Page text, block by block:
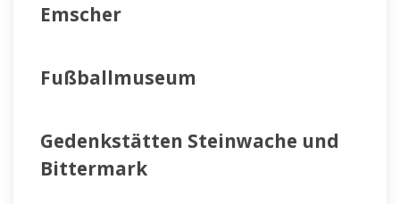
Emscher
Fußballmuseum
Gedenkstätten Steinwache und
Bittermark